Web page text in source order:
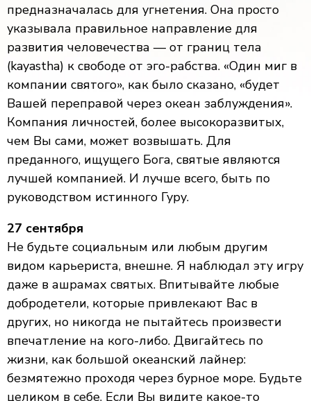
предназначалась для угнетения. Она просто
указывала правильное направление для
развития человечества — от границ тела
(kayastha) к свободе от эго-рабства. «Один миг в
компании святого», как было сказано, «будет
Вашей переправой через океан заблуждения».
Компания личностей, более высокоразвитых,
чем Вы сами, может возвышать. Для
преданного, ищущего Бога, святые являются
лучшей компанией. И лучше всего, быть по
руководством истинного Гуру.
27 сентября
Не будьте социальным или любым другим
видом карьериста, внешне. Я наблюдал эту игру
даже в ашрамах святых. Впитывайте любые
добродетели, которые привлекают Вас в
других, но никогда не пытайтесь произвести
впечатление на кого-либо. Двигайтесь по
жизни, как большой океанский лайнер:
безмятежно проходя через бурное море. Будьте
целиком в себе. Если Вы видите какое-то